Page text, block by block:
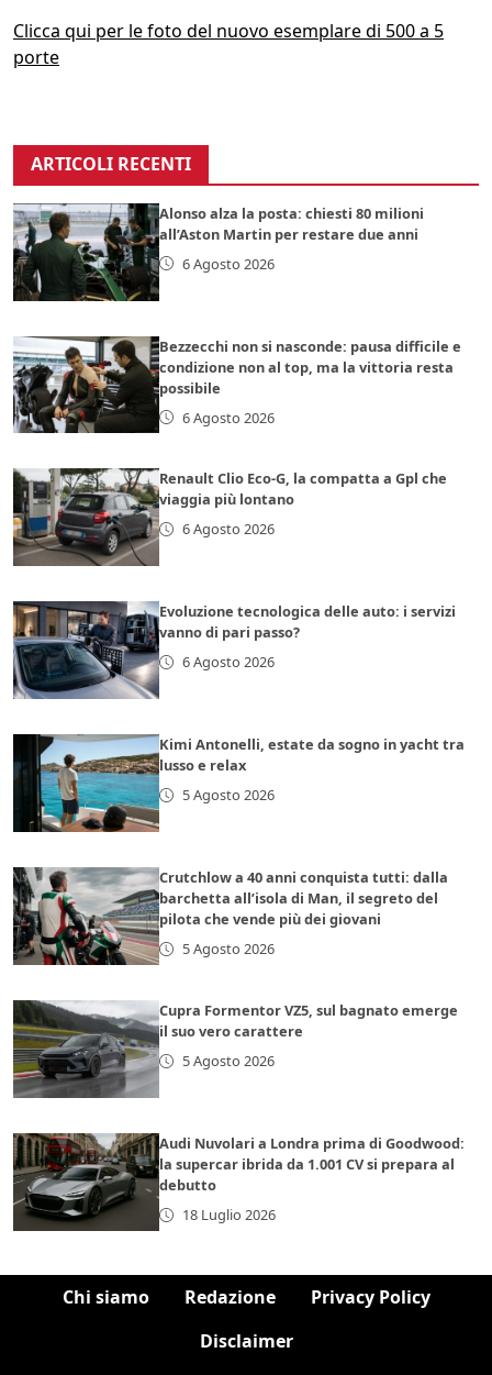
Clicca qui per le foto del nuovo esemplare di 500 a 5
porte
ARTICOLI RECENTI
Alonso alza la posta: chiesti 80 milioni
all’Aston Martin per restare due anni
6 Agosto 2026
Bezzecchi non si nasconde: pausa difficile e
condizione non al top, ma la vittoria resta
possibile
6 Agosto 2026
Renault Clio Eco-G, la compatta a Gpl che
viaggia più lontano
6 Agosto 2026
Evoluzione tecnologica delle auto: i servizi
vanno di pari passo?
6 Agosto 2026
Kimi Antonelli, estate da sogno in yacht tra
lusso e relax
5 Agosto 2026
Crutchlow a 40 anni conquista tutti: dalla
barchetta all’isola di Man, il segreto del
pilota che vende più dei giovani
5 Agosto 2026
Cupra Formentor VZ5, sul bagnato emerge
il suo vero carattere
5 Agosto 2026
Audi Nuvolari a Londra prima di Goodwood:
la supercar ibrida da 1.001 CV si prepara al
debutto
18 Luglio 2026
Chi siamo Redazione
Privacy Policy
Disclaimer